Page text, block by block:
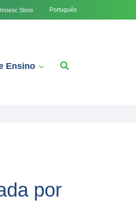
Store Português
Ensino
por